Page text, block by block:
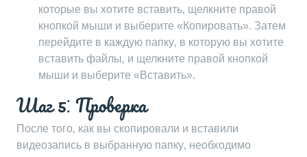
которые вы хотите вставить‚ щелкните правой
кнопкой мыши и выберите «Копировать». Затем
перейдите в каждую папку‚ в которую вы хотите
вставить файлы‚ и щелкните правой кнопкой
мыши и выберите «Вставить».
Шаг 5⁚ Проверка
После того‚ как вы скопировали и вставили
видеозапись в выбранную папку‚ необходимо